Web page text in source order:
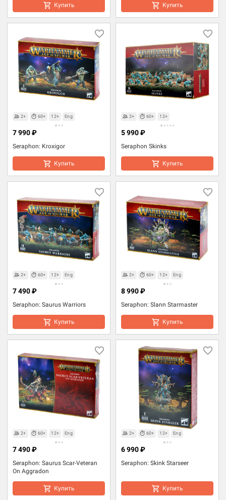
Купить Купить
2+ 60+ 12+ Eng
Seraphon: Kroxigor
7 990 ₽
Купить
2+ 60+ 12+
Seraphon Skinks
5 990 ₽
Купить
2+ 60+ 12+ Eng
Seraphon: Saurus Warriors
7 490 ₽
Купить
2+ 60+ 12+ Eng
Seraphon: Slann Starmaster
8 990 ₽
Купить
2+ 60+ 12+ Eng
Seraphon: Saurus Scar-Veteran
On Aggradon
7 490 ₽
Купить
2+ 60+ 12+ Eng
Seraphon: Skink Starseer
6 990 ₽
Купить